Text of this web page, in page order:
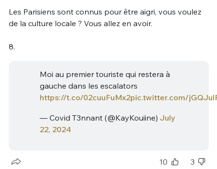
Les Parisiens sont connus pour être aigri, vous voulez
de la culture locale ? Vous allez en avoir.
8.
Moi au premier touriste qui restera à
gauche dans les escalators
https://t.co/02cuuFuMx2pic.twitter.com/
— Covid T3nnant (@KayKouiine) July
22, 2024
10 3